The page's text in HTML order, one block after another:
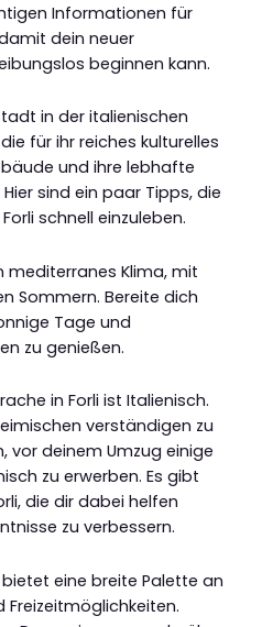
Informationen für
dein neuer
beginnen kann.
in der italienischen
für ihr reiches kulturelles
und ihre lebhafte
sind ein paar Tipps, die
schnell einzuleben.
mediterranes Klima, mit
Sommern. Bereite dich
Tage und
zu genießen.
in Forli ist Italienisch.
verständigen zu
vor deinem Umzug einige
zu erwerben. Es gibt
die dir dabei helfen
zu verbessern.
bietet eine breite Palette an
Freizeitmöglichkeiten.